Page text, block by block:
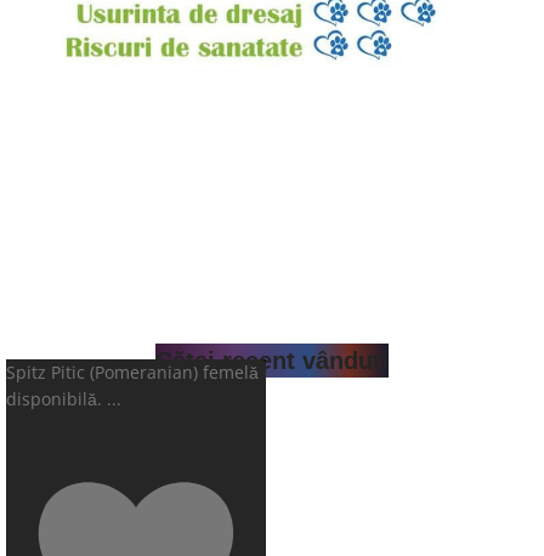
Căței recent vânduți
Spitz Pitic (Pomeranian) femelă
disponibilă. ...